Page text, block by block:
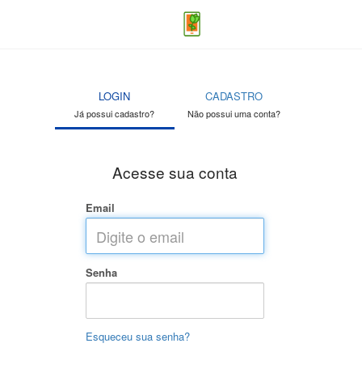
LOGIN
Já possui cadastro?
CADASTRO
Não possui uma conta?
Acesse sua conta
Email
Senha
Esqueceu sua senha?